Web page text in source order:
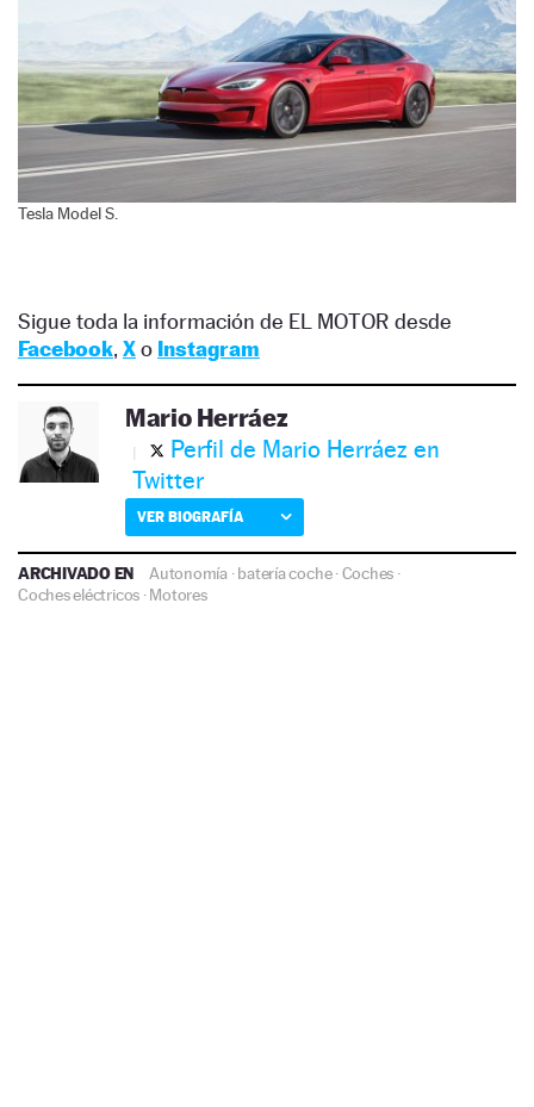
Tesla Model S.
Sigue toda la información de EL MOTOR desde
Facebook, Xo Instagram
Mario Herráez
Perfil de Mario Herráez en
Twitter
VER BIOGRAFÍA
ARCHIVADO EN Autonomía·batería coche·Coches ·
Coches eléctricos ·Motores